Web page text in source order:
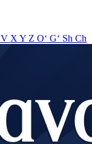
V X Y Z O‘ G‘ Sh Ch